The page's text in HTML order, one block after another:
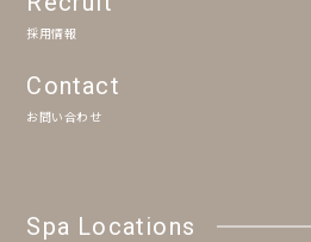
採用情報
Contact
お問い合わせ
Spa Locations